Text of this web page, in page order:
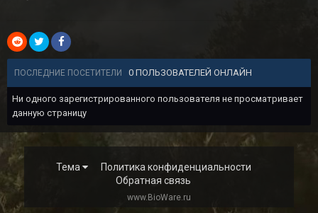
ПОСЛЕДНИЕ ПОСЕТИТЕЛИ 0 ПОЛЬЗОВАТЕЛЕЙ ОНЛАЙН
Ни одного зарегистрированного пользователя не просматривает
данную страницу
Тема
Политика конфиденциальности
Обратная связь
www.BioWare.ru